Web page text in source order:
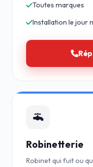
Toutes marques
Installation le jour
Robinetterie
Robinet qui fuit ou